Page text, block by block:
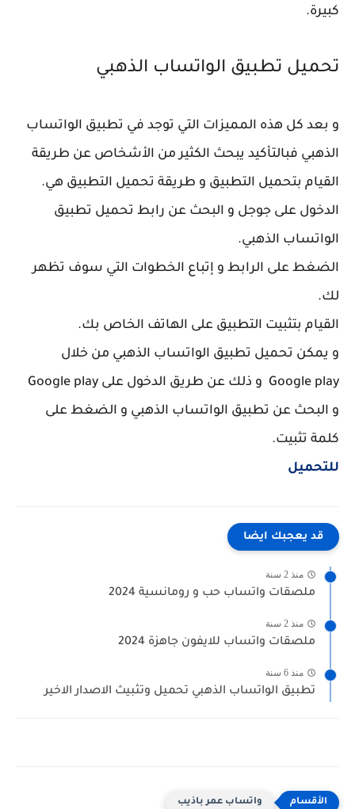
كبيرة.
تحميل تطبيق الواتساب الذهبي
و بعد كل هذه المميزات التي توجد في تطبيق الواتساب
الذهبي فبالتأكيد يبحث الكثير من الأشخاص عن طريقة
القيام بتحميل التطبيق و طريقة تحميل التطبيق هي.
الدخول على جوجل و البحث عن رابط تحميل تطبيق
الواتساب الذهبي.
الضغط على الرابط و إتباع الخطوات التي سوف تظهر
لك.
القيام بتثبيت التطبيق على الهاتف الخاص بك.
و يمكن تحميل تطبيق الواتساب الذهبي من خلال
و البحث عن تطبيق الواتساب الذهبي و الضغط على
كلمة تثبيت.
للتحميل
قد يعجبك ايضا
منذ 2 سنة
ملصقات واتساب حب و رومانسية 2024
منذ 2 سنة
ملصقات واتساب للايفون جاهزة 2024
منذ 6 سنة
تطبيق الواتساب الذهبي تحميل وتثبيث الاصدار الاخير
واتساب عمر باذيب